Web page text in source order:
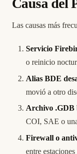
Causa del
Las causas más
Servicio
o reinicio
Alias BDE
movió a otro
Archivo .GDB
COI, SAE o
Firewall o
entre